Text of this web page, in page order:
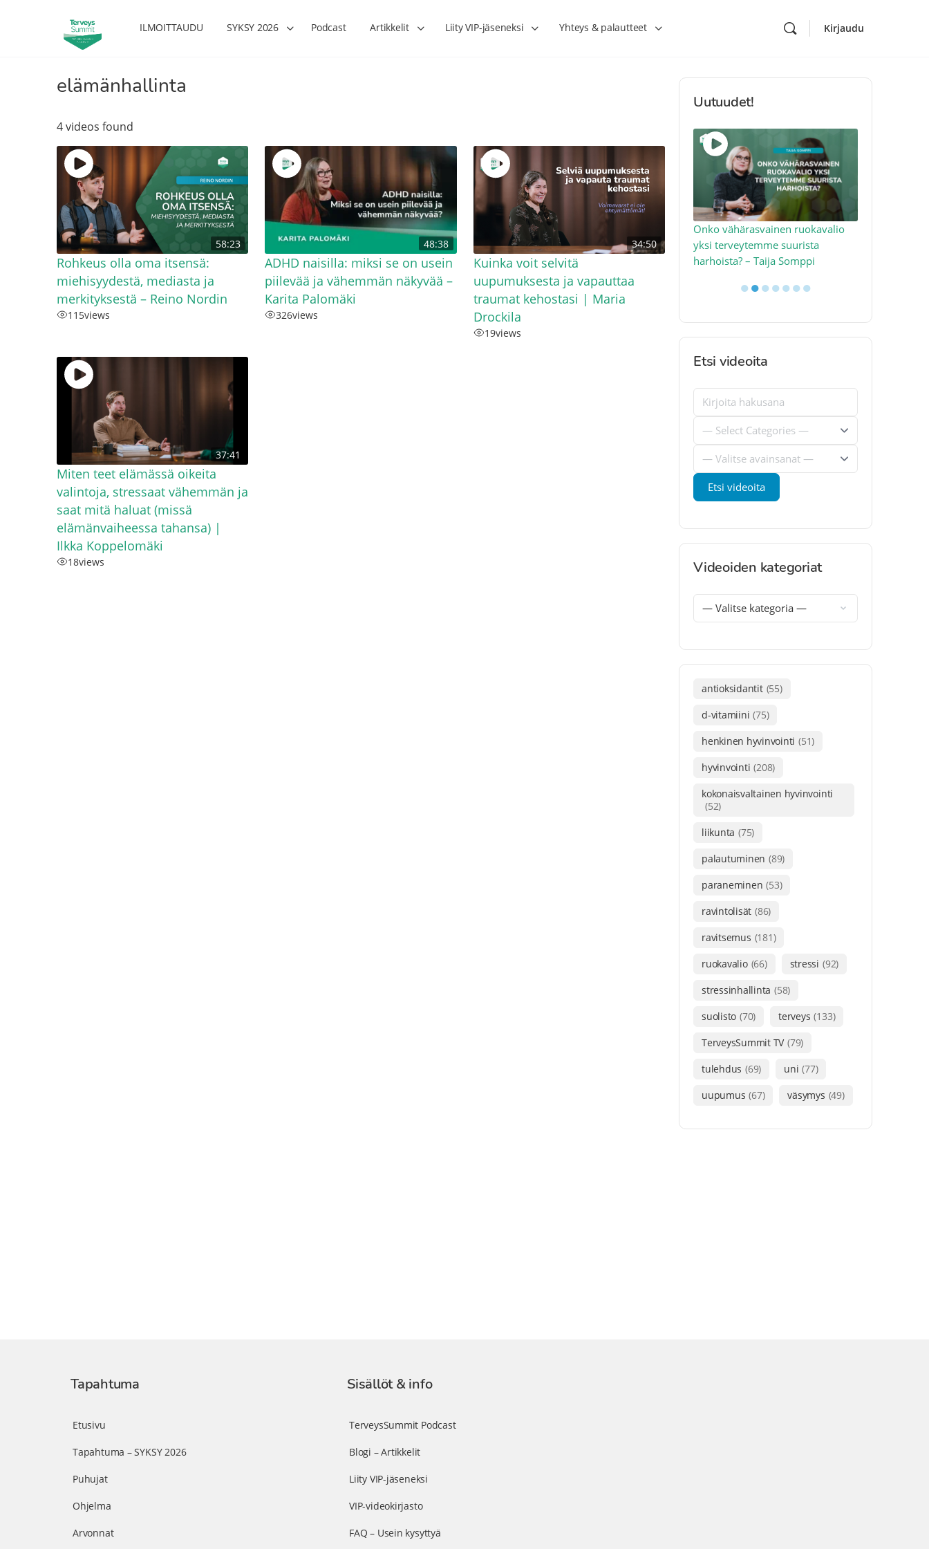
ILMOITTAUDU SYKSY 2026 Podcast Artikkelit Liity VIP-jäseneksi Yhteys & palautteet Kirjaudu
elämänhallinta
4 videos found
58:23
Rohkeus olla oma itsensä:
miehisyydestä, mediasta ja
merkityksestä – Reino Nordin
115views
48:38
ADHD naisilla: miksi se on usein
piilevää ja vähemmän näkyvää –
Karita Palomäki
326views
34:50
Kuinka voit selvitä
uupumuksesta ja vapauttaa
traumat kehostasi | Maria
Drockila
19views
37:41
Miten teet elämässä oikeita
valintoja, stressaat vähemmän ja
saat mitä haluat (missä
elämänvaiheessa tahansa) |
Ilkka Koppelomäki
18views
Uutuudet!
Lihasharjoittelu on naisen tärkein
hormonihoito – Kaisa Jaakkola
Verisuonet priimakuntoon – näin
tuet verenkiertoa ruuan voimalla –
Hanna Voutilainen
Onko vähärasvainen ruokavalio
yksi terveytemme suurista
harhoista? – Taija Somppi
●●●●●●●
Etsi videoita
Videoiden kategoriat
antioksidantit (55)
d-vitamiini (75)
henkinen hyvinvointi (51)
hyvinvointi (208)
kokonaisvaltainen hyvinvointi
(52)
liikunta (75)
palautuminen (89)
paraneminen (53)
ravintolisät (86)
ravitsemus (181)
ruokavalio (66) stressi (92)
stressinhallinta (58)
suolisto (70) terveys (133)
TerveysSummit TV (79)
tulehdus (69) uni (77)
uupumus (67) väsymys (49)
Tapahtuma
Etusivu
Tapahtuma – SYKSY 2026
Puhujat
Ohjelma
Arvonnat
Sisällöt & info
TerveysSummit Podcast
Blogi – Artikkelit
Liity VIP-jäseneksi
VIP-videokirjasto
FAQ – Usein kysyttyä